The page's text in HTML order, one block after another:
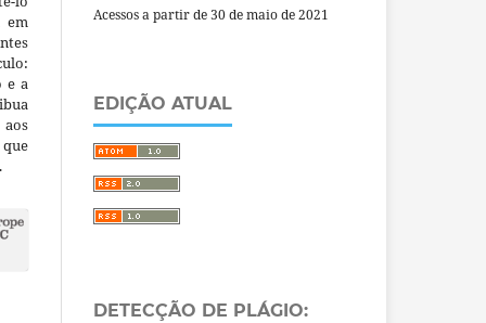
em
e a
Acessos a partir de 30 de maio de 2021
EDIÇÃO ATUAL
DETECÇÃO DE PLÁGIO: